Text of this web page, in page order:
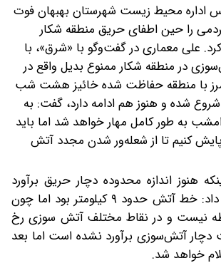
اداره محیط زیست شهرستان بهبهان فوت
را حین اطفای حریق منطقه شکار
علی معماری در گفت‌وگو با «شرق»، با
در منطقه شکار ممنوع بدیل واقع در
با منطقه حفاظت شده خائیز هشت شب
شده و هنوز هم ادامه دارد، گفت: به
به طور کامل مهار خواهد شد اما باید
پایش کنیم تا از شعله‌ور شدن مجدد آتش
هنوز اندازه محدوده دچار حریق برآورد
نشده است، ادامه داد: خط آتش حدود ۹ کیلومتر بود اما چون
نیست و در نقاط مختلف آتش سوزی رخ
دچار آتش‌سوزی برآورد نشده است اما بعد
خواهد شد.